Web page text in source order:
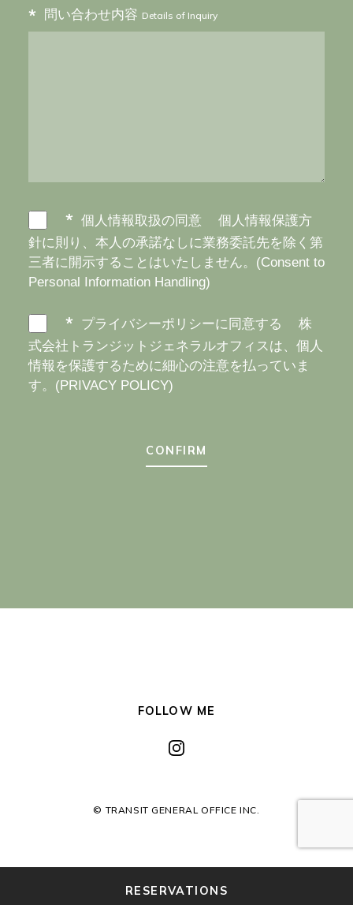
RESERVATIONS
LUNCH 11:00-15:00(L.O.14:00)
DINNER 18:00-23:00(L.O.22:00)
* 問い合わせ内容 Details of Inquiry
個人情報取扱の同意
個人情報保護方
針に則り、本人の承諾なしに業務委託先を除く第
三者に開示することはいたしません。(Consent to
Personal Information Handling)
プライバシーポリシーに同意する
株
式会社トランジットジェネラルオフィスは、個人
情報を保護するために細心の注意を払っていま
す。(PRIVACY POLICY)
CONFIRM
FOLLOW ME
© TRANSIT GENERAL OFFICE INC.